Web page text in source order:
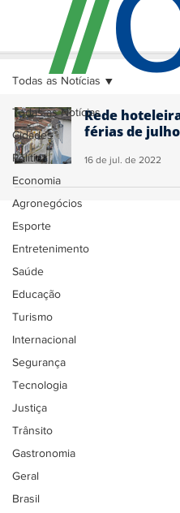
Todas as Notícias
Cidades
Política
Economia
Agronegócios
Esporte
Entretenimento
Saúde
Educação
Turismo
Internacional
Segurança
Tecnologia
Justiça
Trânsito
Gastronomia
Geral
Brasil
Todas as Notícias
Rede
férias de julho
16 de jul. de 2022